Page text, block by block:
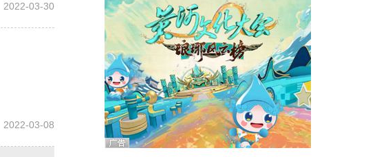
2022-03-30
2022-03-08